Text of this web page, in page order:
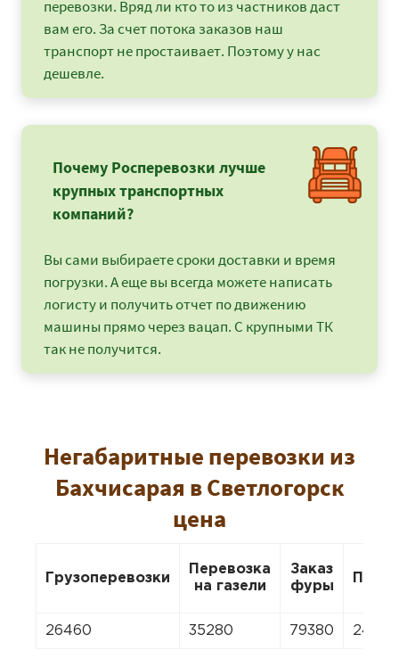
перевозки. Вряд ли кто то из частников даст
вам его. За счет потока заказов наш
транспорт не простаивает. Поэтому у нас
дешевле.
Почему Росперевозки лучше
крупных транспортных
компаний?
Вы сами выбираете сроки доставки и время
погрузки. А еще вы всегда можете написать
логисту и получить отчет по движению
машины прямо через вацап. С крупными ТК
так не получится.
Негабаритные перевозки из
Бахчисарая в Светлогорск
цена
Грузоперевозки
Перевозка
на газели
Заказ
фуры
26460 35280 79380 24696